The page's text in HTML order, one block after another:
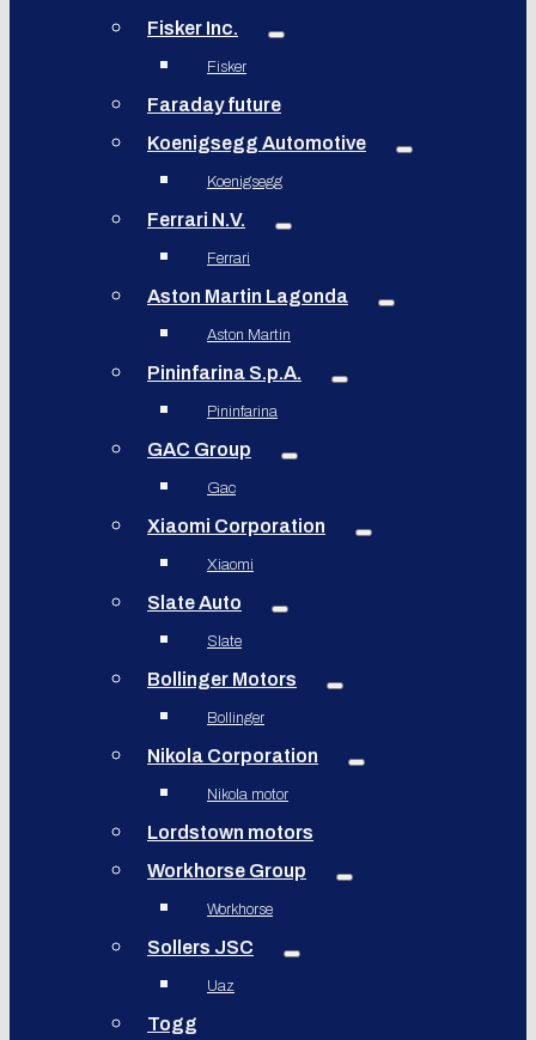
Fisker Inc.
Fisker
Faraday future
Koenigsegg Automotive
Koenigsegg
Ferrari N.V.
Ferrari
Aston Martin Lagonda
Aston Martin
Pininfarina S.p.A.
Pininfarina
GAC Group
Gac
Xiaomi Corporation
Xiaomi
Slate Auto
Slate
Bollinger Motors
Bollinger
Nikola Corporation
Nikola motor
Lordstown motors
Workhorse Group
Workhorse
Sollers JSC
Uaz
Togg